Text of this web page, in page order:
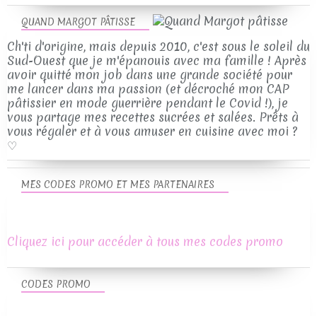
QUAND MARGOT PÂTISSE
Ch'ti d'origine, mais depuis 2010, c'est sous le soleil du
Sud-Ouest que je m'épanouis avec ma famille ! Après
avoir quitté mon job dans une grande société pour
me lancer dans ma passion (et décroché mon CAP
pâtissier en mode guerrière pendant le Covid !), je
vous partage mes recettes sucrées et salées. Prêts à
vous régaler et à vous amuser en cuisine avec moi ?
♡
CODES PROMO
MES CODES PROMO ET MES PARTENAIRES
Cliquez ici pour accéder à tous mes codes promo